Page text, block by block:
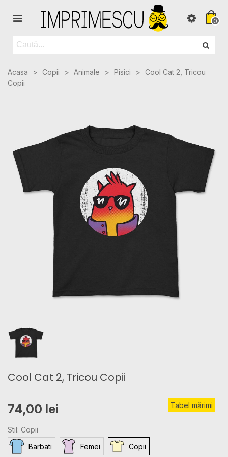
0
Acasa > Copii > Animale > Pisici >
Cool Cat 2, Tricou
Copii
Cool Cat 2, Tricou Copii
74,00 lei Tabel mărimi
Stil: Copii
Barbati
Femei Copii